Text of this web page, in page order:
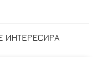
ИНТЕРЕСИРА